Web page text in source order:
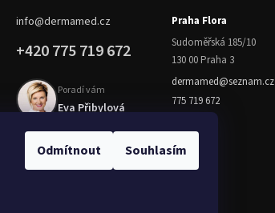
Odmítnout Souhlasím
info@dermamed.cz
+420 775 719 672
Poradí vám
Eva Přibylová
Praha Flora
Sudoměřská 185/10
130 00 Praha 3
dermamed@seznam.cz
775 719 672